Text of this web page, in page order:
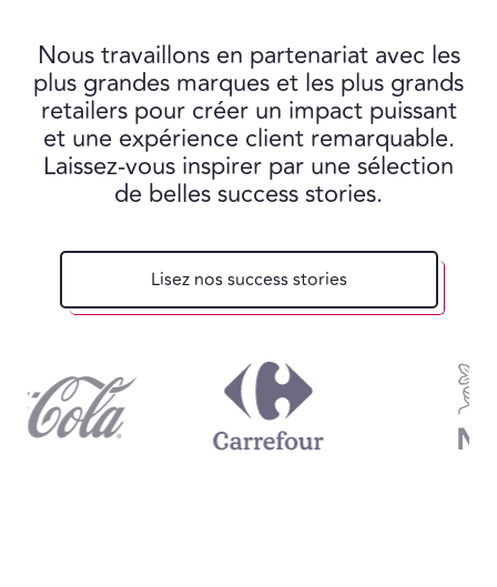
Nous travaillons en partenariat avec les
plus grandes marques et les plus grands
retailers pour créer un impact puissant
et une expérience client remarquable.
Laissez-vous inspirer par une sélection
de belles success stories.
Lisez nos success stories